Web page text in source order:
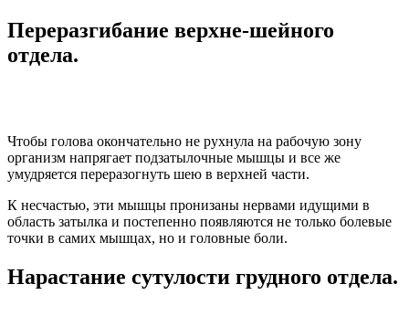
Переразгибание верхне-шейного
отдела.
Чтобы голова окончательно не рухнула на рабочую зону
организм напрягает подзатылочные мышцы и все же
умудряется переразогнуть шею в верхней части.
К несчастью, эти мышцы пронизаны нервами идущими в
область затылка и постепенно появляются не только болевые
точки в самих мышцах, но и головные боли.
Нарастание сутулости грудного отдела.